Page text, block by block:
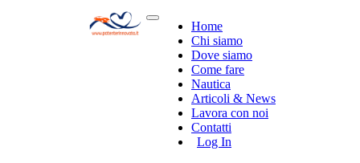
Home
Chi siamo
Dove siamo
Come fare
Nautica
Articoli & News
Lavora con noi
Contatti
Log In